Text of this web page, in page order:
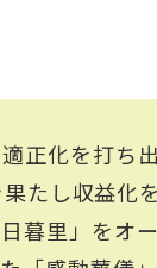
正化を打ち
たし収益化
里」をオ